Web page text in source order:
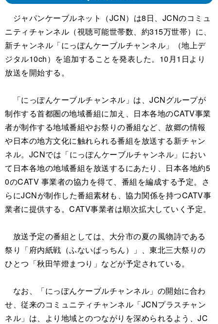
ジャパンケーブルネット（JCN）は8日、JCNのコミュ
ニティチャンネル（視聴可能世帯数、約315万世帯）に、
新チャンネル「にっぽんケーブルチャンネル」（地上デ
ジタル10ch）を追加することを発表した。10月1日より
放送を開始する。
「にっぽんケーブルチャンネル」は、JCNグループが
制作する首都圏の地域番組に加え、日本各地のCATV事業
者が制作する地域番組やお祭りの番組など、故郷の情報
や日本の地方文化に触れられる番組を放送する新チャン
ネル。JCNでは「にっぽんケーブルチャンネル」におい
て日本各地の地域番組を放送するにあたり、日本各地約5
0のCATV 事業者の協力を得て、番組を編成する予定。さ
らにJCNが制作した番組素材も、協力関係を持つCATV事
業者に提供する。CATV事業者は順次拡大していく予定。
放送予定の番組としては、大分市の夏の風物詩である
祭り「府内紙戦（ふないぱっちん）」、東北三大祭りの
ひとつ「秋田竿燈まつり」などが予定されている。
なお、「にっぽんケーブルチャンネル」の開始に合わ
せ、従来のコミュニティチャンネル「JCNプラスチャン
ネル」は、より地域とのつながりを深められるよう、JC